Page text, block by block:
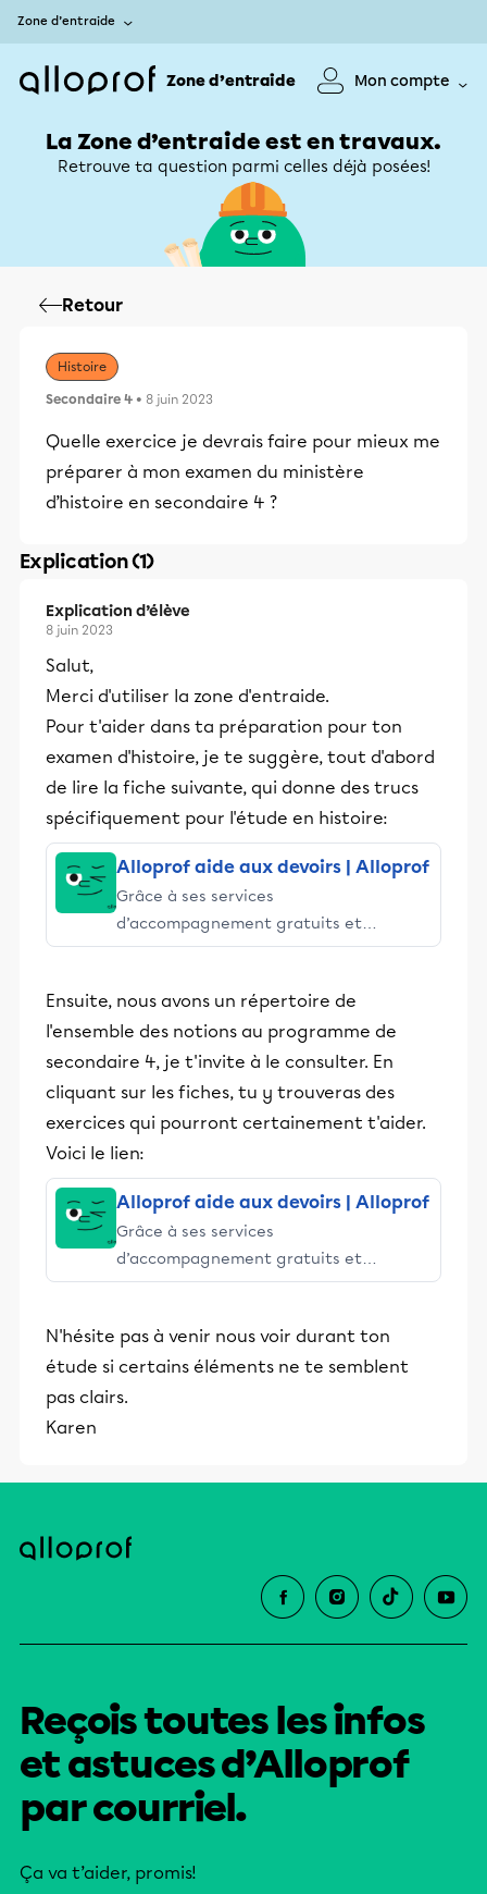
Zone d’entraide
Zone d’entraide Mon compte
La Zone d’entraide est en travaux.
Retrouve ta question parmi celles déjà posées!
Retour
Histoire
Secondaire 4 • 8 juin 2023
Quelle exercice je devrais faire pour mieux me
préparer à mon examen du ministère
d’histoire en secondaire 4 ?
Explication (1)
Explication d’élève
8 juin 2023
Salut,
Merci d'utiliser la zone d'entraide.
Pour t'aider dans ta préparation pour ton
examen d'histoire, je te suggère, tout d'abord
de lire la fiche suivante, qui donne des trucs
spécifiquement pour l'étude en histoire:
Alloprof aide aux devoirs | Alloprof
Grâce à ses services
d’accompagnement gratuits et
stimulants, Alloprof engage les élèves
éducative.
Ensuite, nous avons un répertoire de
l'ensemble des notions au programme de
secondaire 4, je t'invite à le consulter. En
cliquant sur les fiches, tu y trouveras des
exercices qui pourront certainement t'aider.
Voici le lien:
Alloprof aide aux devoirs | Alloprof
Grâce à ses services
d’accompagnement gratuits et
stimulants, Alloprof engage les élèves
éducative.
N'hésite pas à venir nous voir durant ton
étude si certains éléments ne te semblent
pas clairs.
Karen
Reçois toutes les infos
et astuces d’Alloprof
par courriel.
Ça va t’aider, promis!